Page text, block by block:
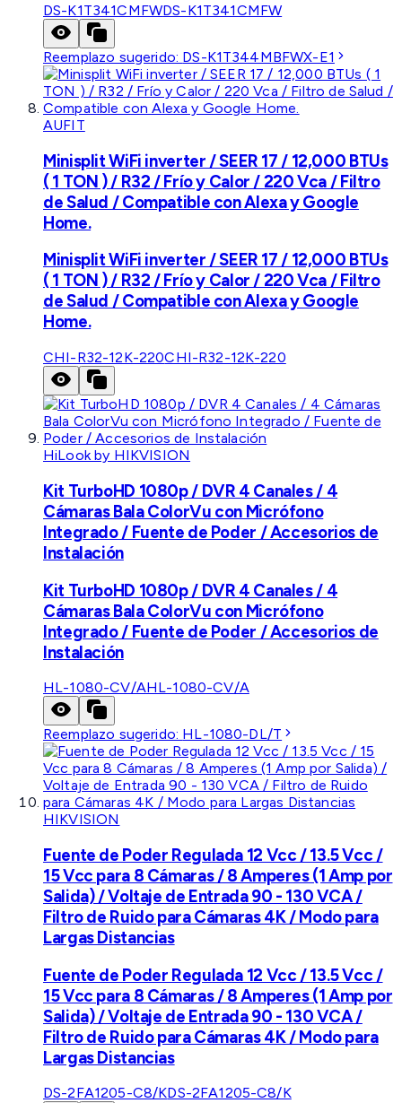
DS-K1T341CMFWDS-K1T341CMFW
Reemplazo sugerido: DS-K1T344MBFWX-E1
AUFIT
Minisplit WiFi inverter / SEER 17 / 12,000 BTUs
( 1 TON ) / R32 / Frío y Calor / 220 Vca / Filtro
de Salud / Compatible con Alexa y Google
Home.
Minisplit WiFi inverter / SEER 17 / 12,000 BTUs
( 1 TON ) / R32 / Frío y Calor / 220 Vca / Filtro
de Salud / Compatible con Alexa y Google
Home.
CHI-R32-12K-220CHI-R32-12K-220
HiLook by HIKVISION
Kit TurboHD 1080p / DVR 4 Canales / 4
Cámaras Bala ColorVu con Micrófono
Integrado / Fuente de Poder / Accesorios de
Instalación
Kit TurboHD 1080p / DVR 4 Canales / 4
Cámaras Bala ColorVu con Micrófono
Integrado / Fuente de Poder / Accesorios de
Instalación
HL-1080-CV/AHL-1080-CV/A
Reemplazo sugerido: HL-1080-DL/T
HIKVISION
Fuente de Poder Regulada 12 Vcc / 13.5 Vcc /
15 Vcc para 8 Cámaras / 8 Amperes (1 Amp por
Salida) / Voltaje de Entrada 90 - 130 VCA /
Filtro de Ruido para Cámaras 4K / Modo para
Largas Distancias
Fuente de Poder Regulada 12 Vcc / 13.5 Vcc /
15 Vcc para 8 Cámaras / 8 Amperes (1 Amp por
Salida) / Voltaje de Entrada 90 - 130 VCA /
Filtro de Ruido para Cámaras 4K / Modo para
Largas Distancias
DS-2FA1205-C8/KDS-2FA1205-C8/K